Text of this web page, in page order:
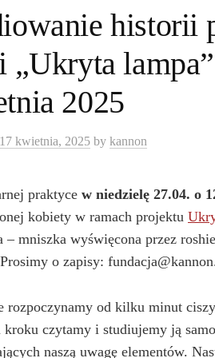
historii
„Ukryta
2025
17 kwietnia, 2025 by kannon
praktyce w niedzielę 27.04. o
kobiety w ramach projektu
– mniszka wyświęcona przez
o zapisy:
rozpoczynamy od kilku minut
czytamy i studiujemy ją
naszą uwagę elementów.